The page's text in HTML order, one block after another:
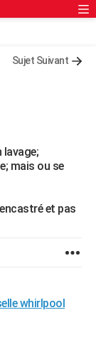
Sujet Suivant
lavage;
mais ou se
et pas
whirlpool